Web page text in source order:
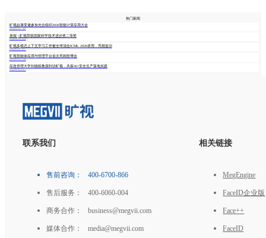
热门新闻
旷视赵康受邀参加光合组织2026智能计算应用大会
2026-07-10
喜报 | 旷视荣获国家科学技术进步奖二等奖
2026-07-09
旷视多模态上下文学习工作被全球顶会ICML 2026录用，亮相首尔
2026-07-07
旷视智能体应用与管理平台首次亮相智博会
2026-05-28
应急管理大学刘德权教授到访旷视，共探AI+安全生产落地实践
2026-05-27
联系我们
售前咨询： 400-6700-866
售后服务： 400-6060-004
商务合作： business@megvii.com
媒体合作： media@megvii.com
相关链接
MegEngine
FaceID企业版
Face++
FaceID